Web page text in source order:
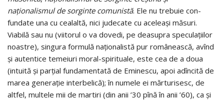
naţionalismul de sorginte comunistă. Ele nu trebuie con­
fundate una cu cea­laltă, nici judecate cu ace­leaşi măsuri.
Viabilă sau nu (viito­rul o va dovedi, pe deasupra specula­ţiilor
noastre), sin­gura formulă naţionalistă pur româneas­că, avînd
şi autentice te­meiuri moral-spirituale, este cea de a doua
(intuită şi parţial fundamentată de Eminescu, apoi adîncită de
marea ge­ne­­raţie interbelică); în numele ei mărturisesc, de
altfel, multe­le mii de martiri (din anii ’30 pînă în anii ’60), ca şi